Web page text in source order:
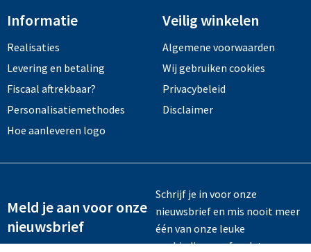
Informatie
Realisaties
Levering en betaling
Fiscaal aftrekbaar?
Personalisatiemethodes
Hoe aanleveren logo
Veilig winkelen
Algemene voorwaarden
Wij gebruiken cookies
Privacybeleid
Disclaimer
Meld je aan voor onze
nieuwsbrief
Schrijf je in voor onze
nieuwsbrief en mis nooit meer
één van onze leuke
aanbiedingen of updates.